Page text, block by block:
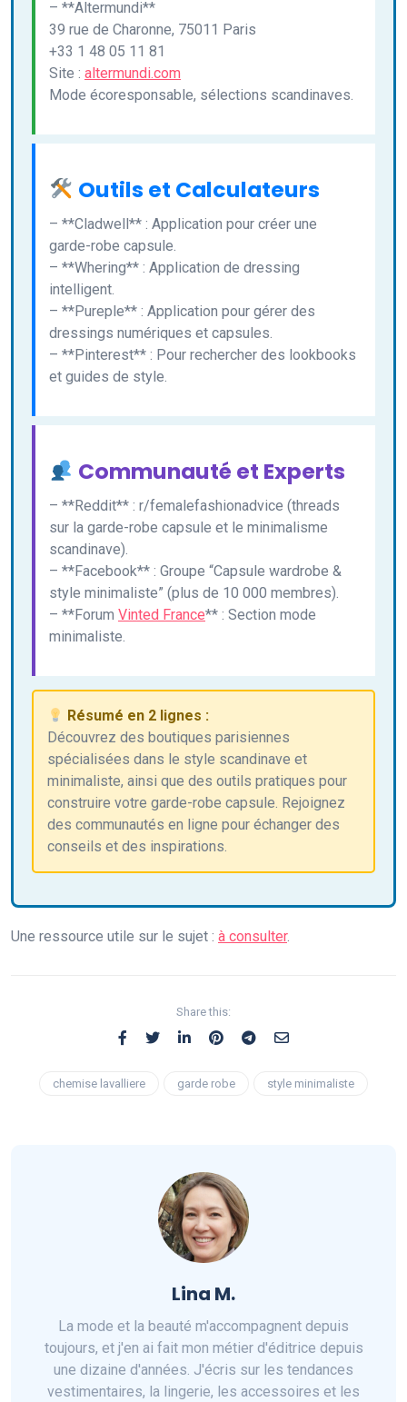
– **Altermundi**
39 rue de Charonne, 75011 Paris
+33 1 48 05 11 81
Site : altermundi.com
Mode écoresponsable, sélections scandinaves.
Outils et Calculateurs
– **Cladwell** : Application pour créer une
garde-robe capsule.
– **Whering** : Application de dressing
intelligent.
– **Pureple** : Application pour gérer des
dressings numériques et capsules.
– **Pinterest** : Pour rechercher des lookbooks
et guides de style.
Communauté et Experts
– **Reddit** : r/femalefashionadvice (threads
sur la garde-robe capsule et le minimalisme
scandinave).
– **Facebook** : Groupe “Capsule wardrobe &
style minimaliste” (plus de 10 000 membres).
– **Forum Vinted France** : Section mode
minimaliste.
Résumé en 2 lignes :
Découvrez des boutiques parisiennes
spécialisées dans le style scandinave et
minimaliste, ainsi que des outils pratiques pour
construire votre garde-robe capsule. Rejoignez
des communautés en ligne pour échanger des
conseils et des inspirations.
Une ressource utile sur le sujet : à consulter.
Share this:
chemise lavalliere garde robe style minimaliste
Lina M.
La mode et la beauté m'accompagnent depuis
toujours, et j'en ai fait mon métier d'éditrice depuis
une dizaine d'années. J'écris sur les tendances
vestimentaires, la lingerie, les accessoires et les